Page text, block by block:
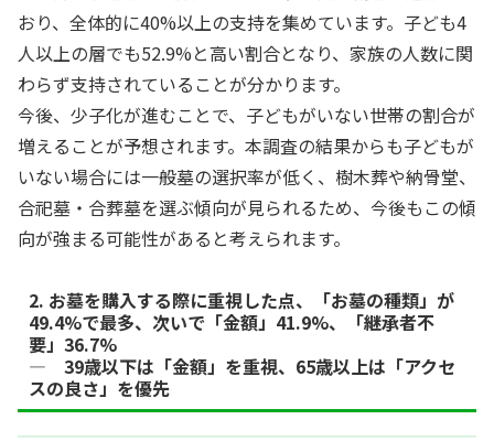
おり、全体的に40%以上の支持を集めています。子ども4
人以上の層でも52.9%と高い割合となり、家族の人数に関
わらず支持されていることが分かります。
今後、少子化が進むことで、子どもがいない世帯の割合が
増えることが予想されます。本調査の結果からも子どもが
いない場合には一般墓の選択率が低く、樹木葬や納骨堂、
合祀墓・合葬墓を選ぶ傾向が見られるため、今後もこの傾
向が強まる可能性があると考えられます。
2. お墓を購入する際に重視した点、「お墓の種類」が
49.4%で最多、次いで「金額」41.9%、「継承者不
要」36.7%
― 39歳以下は「金額」を重視、65歳以上は「アクセ
スの良さ」を優先